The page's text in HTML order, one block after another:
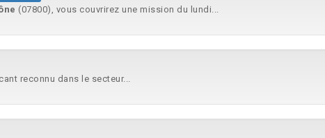
(07800), vous couvrirez une mission du lundi...
reconnu dans le secteur...